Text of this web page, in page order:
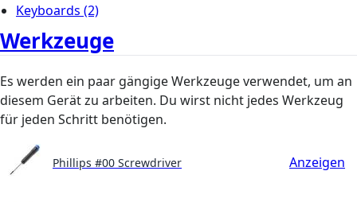
Keyboards (2)
Werkzeuge
Es werden ein paar gängige Werkzeuge verwendet, um an
diesem Gerät zu arbeiten. Du wirst nicht jedes Werkzeug
für jeden Schritt benötigen.
Phillips #00 Screwdriver Anzeigen